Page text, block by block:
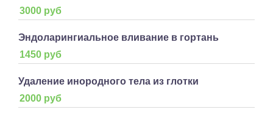
3000 руб
Эндоларингиальное вливание в гортань
1450 руб
Удаление инородного тела из глотки
2000 руб